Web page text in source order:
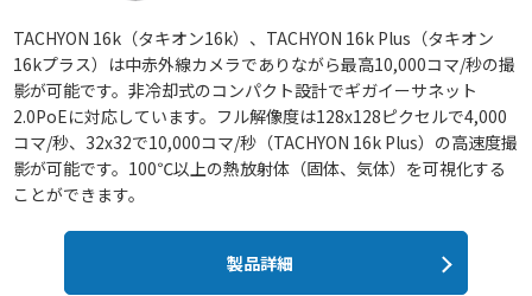
TACHYON 16k（タキオン16k）、TACHYON 16k Plus（タキオン
16kプラス）は中赤外線カメラでありながら最高10,000コマ/秒の撮
影が可能です。非冷却式のコンパクト設計でギガイーサネット
2.0PoEに対応しています。フル解像度は128x128ピクセルで4,000
コマ/秒、32x32で10,000コマ/秒（TACHYON 16k Plus）の高速度撮
影が可能です。100℃以上の熱放射体（固体、気体）を可視化する
ことができます。
製品詳細